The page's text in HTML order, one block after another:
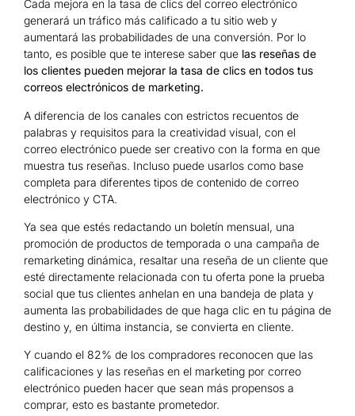
Cada mejora en la tasa de clics del correo electrónico
generará un tráfico más calificado a tu sitio web y
aumentará las probabilidades de una conversión. Por lo
tanto, es posible que te interese saber que las reseñas de
los clientes pueden mejorar la tasa de clics en todos tus
correos electrónicos de marketing.
A diferencia de los canales con estrictos recuentos de
palabras y requisitos para la creatividad visual, con el
correo electrónico puede ser creativo con la forma en que
muestra tus reseñas. Incluso puede usarlos como base
completa para diferentes tipos de contenido de correo
electrónico y CTA.
Ya sea que estés redactando un boletín mensual, una
promoción de productos de temporada o una campaña de
remarketing dinámica, resaltar una reseña de un cliente que
esté directamente relacionada con tu oferta pone la prueba
social que tus clientes anhelan en una bandeja de plata y
aumenta las probabilidades de que haga clic en tu página de
destino y, en última instancia, se convierta en cliente.
Y cuando el 82% de los compradores reconocen que las
calificaciones y las reseñas en el marketing por correo
electrónico pueden hacer que sean más propensos a
comprar, esto es bastante prometedor.